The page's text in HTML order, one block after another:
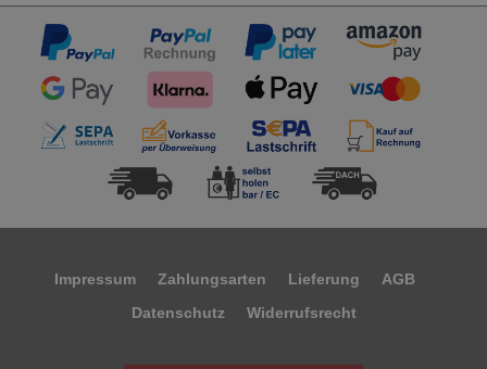
Impressum Zahlungsarten Lieferung
AGB
Datenschutz
Widerrufsrecht